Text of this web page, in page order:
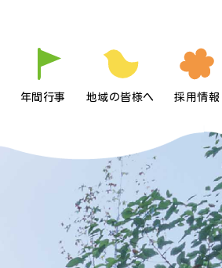
年間行事 地域の皆様へ 採用情報